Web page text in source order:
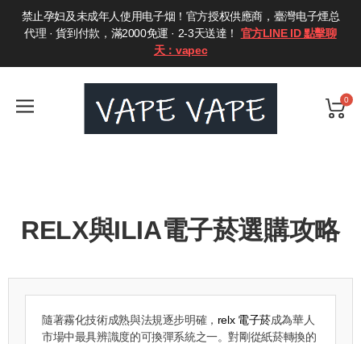
禁止孕妇及未成年人使用电子烟！官方授权供應商，臺灣电子煙总
代理 · 貨到付款，滿2000免運 · 2-3天送達！ 官方LINE ID 點擊聊
天：vapec
0
RELX與ILIA電子菸選購攻略
隨著霧化技術成熟與法規逐步明確， relx 電子菸成為華人
市場中最具辨識度的可換彈系統之一。對剛從紙菸轉換的